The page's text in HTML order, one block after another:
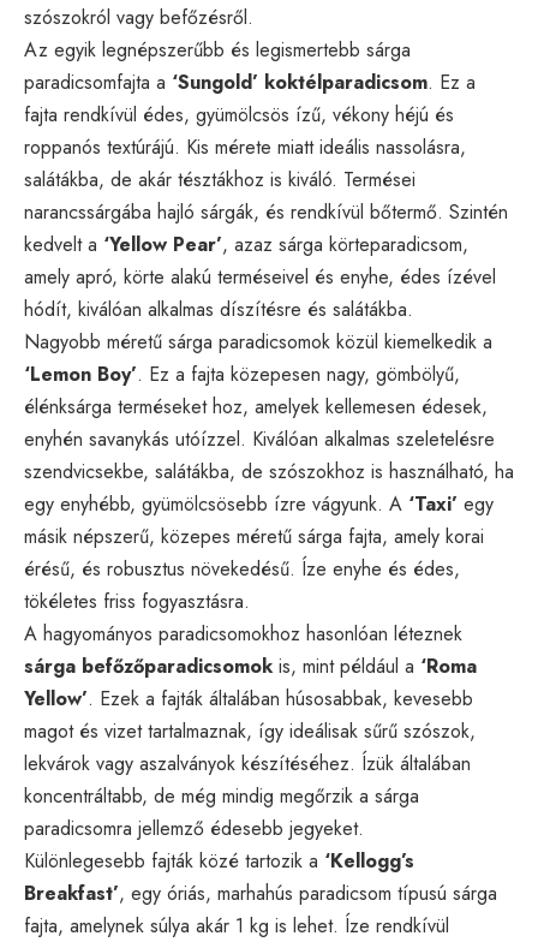
szószokról vagy befőzésről.
Az egyik legnépszerűbb és legismertebb sárga
paradicsomfajta a ‘Sungold’ koktélparadicsom. Ez a
fajta rendkívül édes, gyümölcsös ízű, vékony héjú és
roppanós textúrájú. Kis mérete miatt ideális nassolásra,
salátákba, de akár tésztákhoz is kiváló. Termései
narancssárgába hajló sárgák, és rendkívül bőtermő. Szintén
kedvelt a ‘Yellow Pear’, azaz sárga körteparadicsom,
amely apró, körte alakú terméseivel és enyhe, édes ízével
hódít, kiválóan alkalmas díszítésre és salátákba.
Nagyobb méretű sárga paradicsomok közül kiemelkedik a
‘Lemon Boy’. Ez a fajta közepesen nagy, gömbölyű,
élénksárga terméseket hoz, amelyek kellemesen édesek,
enyhén savanykás utóízzel. Kiválóan alkalmas szeletelésre
szendvicsekbe, salátákba, de szószokhoz is használható, ha
egy enyhébb, gyümölcsösebb ízre vágyunk. A ‘Taxi’ egy
másik népszerű, közepes méretű sárga fajta, amely korai
érésű, és robusztus növekedésű. Íze enyhe és édes,
tökéletes friss fogyasztásra.
A hagyományos paradicsomokhoz hasonlóan léteznek
sárga befőzőparadicsomok is, mint például a ‘Roma
Yellow’. Ezek a fajták általában húsosabbak, kevesebb
magot és vizet tartalmaznak, így ideálisak sűrű szószok,
lekvárok vagy aszalványok készítéséhez. Ízük általában
koncentráltabb, de még mindig megőrzik a sárga
paradicsomra jellemző édesebb jegyeket.
Különlegesebb fajták közé tartozik a ‘Kellogg’s
Breakfast’, egy óriás, marhahús paradicsom típusú sárga
fajta, amelynek súlya akár 1 kg is lehet. Íze rendkívül